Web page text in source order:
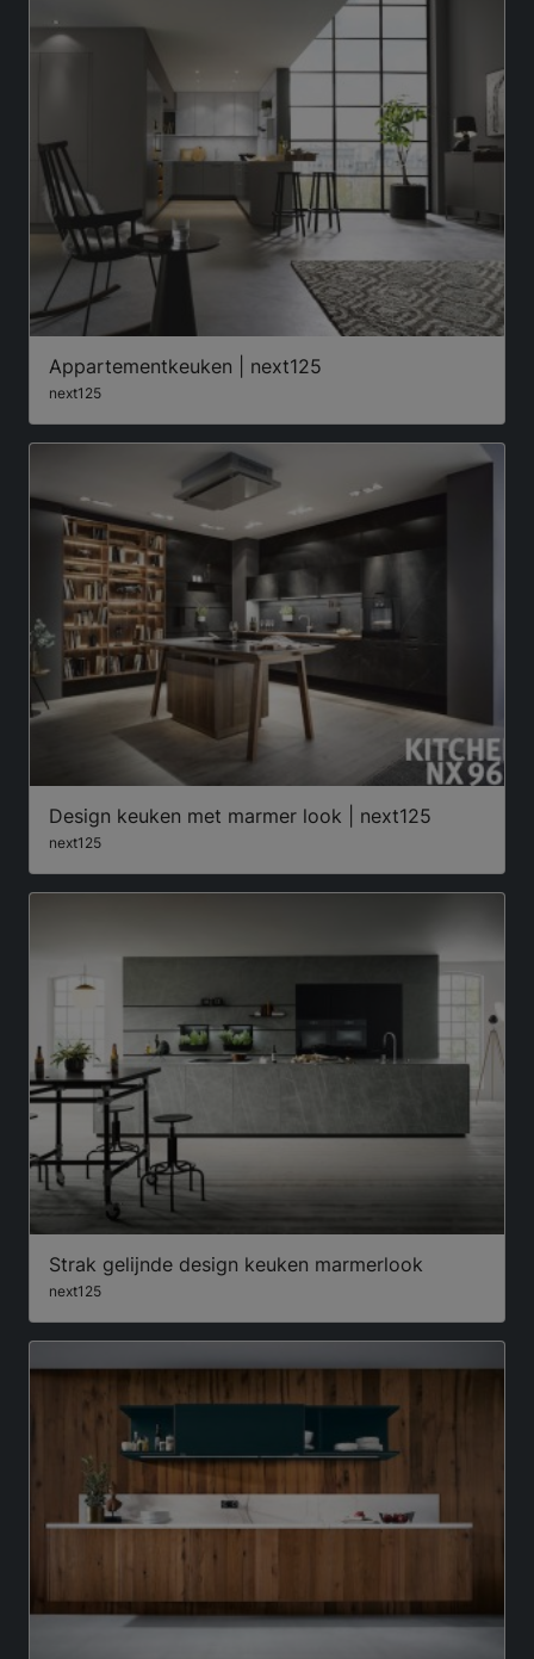
Appartementkeuken | next125
next125
Design keuken met marmer look | next125
next125
Strak gelijnde design keuken marmerlook
next125